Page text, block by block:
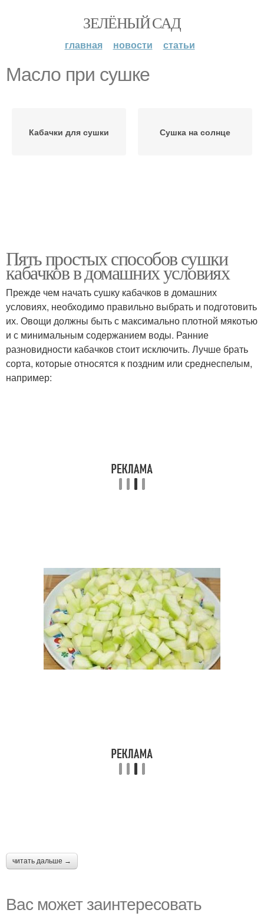
ЗЕЛЁНЫЙ САД
главная новости статьи
Масло при сушке
Кабачки для сушки Сушка на солнце
Пять простых способов сушки
кабачков в домашних условиях
Прежде чем начать сушку кабачков в домашних
условиях, необходимо правильно выбрать и подготовить
их. Овощи должны быть с максимально плотной мякотью
и с минимальным содержанием воды. Ранние
разновидности кабачков стоит исключить. Лучше брать
сорта, которые относятся к поздним или среднеспелым,
например:
читать дальше →
Вас может заинтересовать